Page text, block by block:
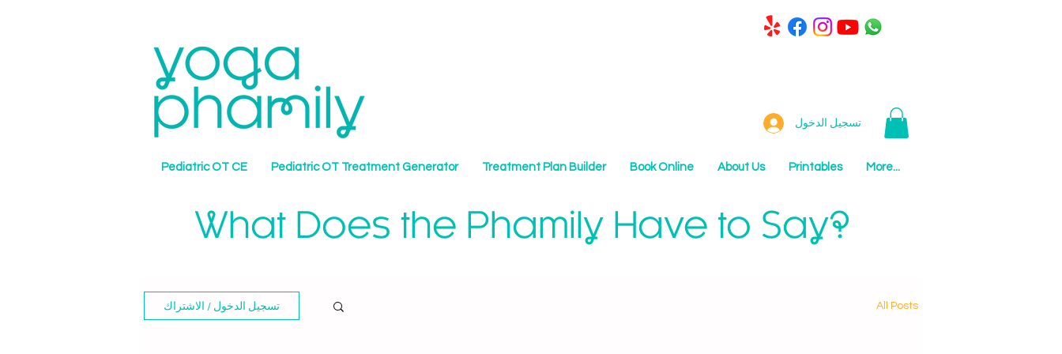
تسجيل الدخول
Pediatric OT CE Pediatric OT Treatment Generator Treatment Plan Builder Book Online About Us Printables More...
What Does the Phamily Have to Say?
All Posts تسجيل الدخول / الاشتراك